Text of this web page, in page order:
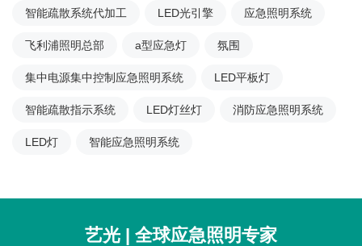
智能疏散系统代加工 LED光引擎 应急照明系统
飞利浦照明总部 a型应急灯 氛围
集中电源集中控制应急照明系统 LED平板灯
智能疏散指示系统 LED灯丝灯 消防应急照明系统
LED灯 智能应急照明系统
艺光 | 全球应急照明专家